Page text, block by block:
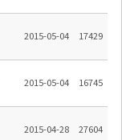
2015-05-04 17429
2015-05-04 16745
）企業選拔緊急公告
2015-04-28 27604